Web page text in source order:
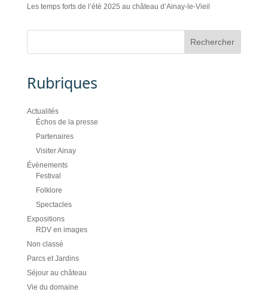
Les temps forts de l’été 2025 au château d’Ainay-le-Vieil
Rubriques
Actualités
Échos de la presse
Partenaires
Visiter Ainay
Évènements
Festival
Folklore
Spectacles
Expositions
RDV en images
Non classé
Parcs et Jardins
Séjour au château
Vie du domaine